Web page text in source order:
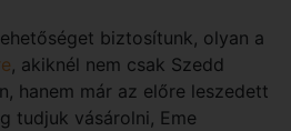
biztosítunk, olyan a
, akiknél nem csak Szedd
hanem már az előre leszedett
tudjuk vásárolni, Eme